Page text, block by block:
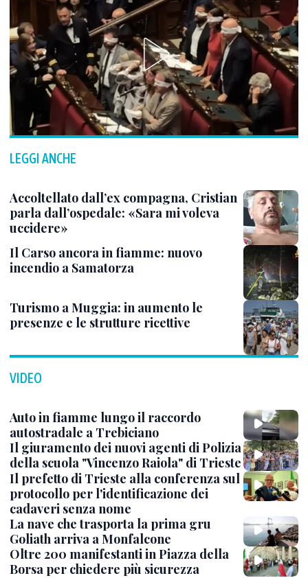
LEGGI ANCHE
Accoltellato dall’ex compagna, Cristian
parla dall’ospedale: «Sara mi voleva
uccidere»
Il Carso ancora in fiamme: nuovo
incendio a Samatorza
Turismo a Muggia: in aumento le
presenze e le strutture ricettive
VIDEO
Auto in fiamme lungo il raccordo
autostradale a Trebiciano
Il giuramento dei nuovi agenti di Polizia
della scuola "Vincenzo Raiola" di Trieste
Il prefetto di Trieste alla conferenza sul
protocollo per l'identificazione dei
cadaveri senza nome
La nave che trasporta la prima gru
Goliath arriva a Monfalcone
Oltre 200 manifestanti in Piazza della
Borsa per chiedere più sicurezza